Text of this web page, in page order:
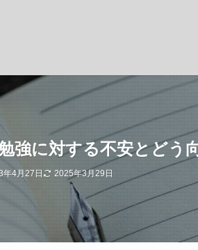
強に対する不安とどう
年4月27日 2025年3月29日